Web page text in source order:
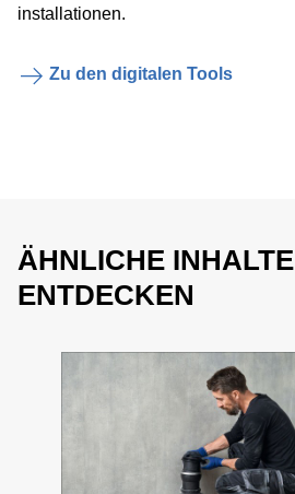
installationen.
Zu den digitalen Tools
ÄHNLICHE INHALTE
ENTDECKEN